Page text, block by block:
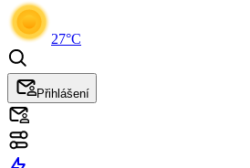
27°C
Přihlášení